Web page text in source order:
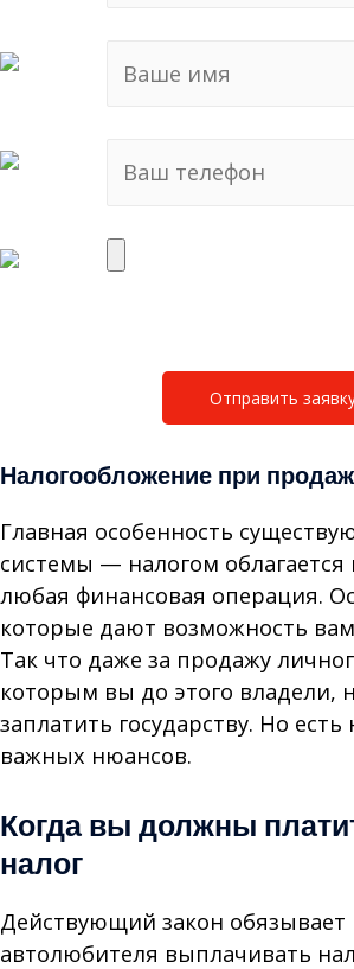
Налогообложение при
Главная особенность
системы — налогом облагается
любая финансовая операция.
которые дают возможность вам
Так что даже за продажу
которым вы до этого владели,
заплатить государству. Но есть
важных нюансов.
Когда вы должны
налог
Действующий закон обязывает
автолюбителя выплачивать